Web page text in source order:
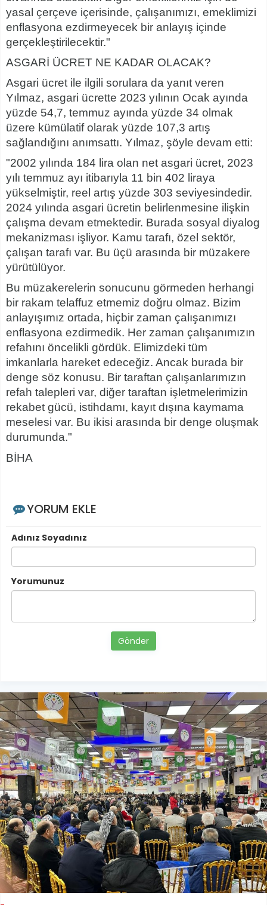
yasal çerçeve içerisinde, çalışanımızı, emeklimizi
enflasyona ezdirmeyecek bir anlayış içinde
gerçekleştirilecektir."
ASGARİ ÜCRET NE KADAR OLACAK?
Asgari ücret ile ilgili sorulara da yanıt veren
Yılmaz, asgari ücrette 2023 yılının Ocak ayında
yüzde 54,7, temmuz ayında yüzde 34 olmak
üzere kümülatif olarak yüzde 107,3 artış
sağlandığını anımsattı. Yılmaz, şöyle devam etti:
"2002 yılında 184 lira olan net asgari ücret, 2023
yılı temmuz ayı itibarıyla 11 bin 402 liraya
yükselmiştir, reel artış yüzde 303 seviyesindedir.
2024 yılında asgari ücretin belirlenmesine ilişkin
çalışma devam etmektedir. Burada sosyal diyalog
mekanizması işliyor. Kamu tarafı, özel sektör,
çalışan tarafı var. Bu üçü arasında bir müzakere
yürütülüyor.
Bu müzakerelerin sonucunu görmeden herhangi
bir rakam telaffuz etmemiz doğru olmaz. Bizim
anlayışımız ortada, hiçbir zaman çalışanımızı
enflasyona ezdirmedik. Her zaman çalışanımızın
refahını öncelikli gördük. Elimizdeki tüm
imkanlarla hareket edeceğiz. Ancak burada bir
denge söz konusu. Bir taraftan çalışanlarımızın
refah talepleri var, diğer taraftan işletmelerimizin
rekabet gücü, istihdamı, kayıt dışına kaymama
meselesi var. Bu ikisi arasında bir denge oluşmak
durumunda."
BİHA
YORUM EKLE
Adınız Soyadınız
Yorumunuz
Gönder